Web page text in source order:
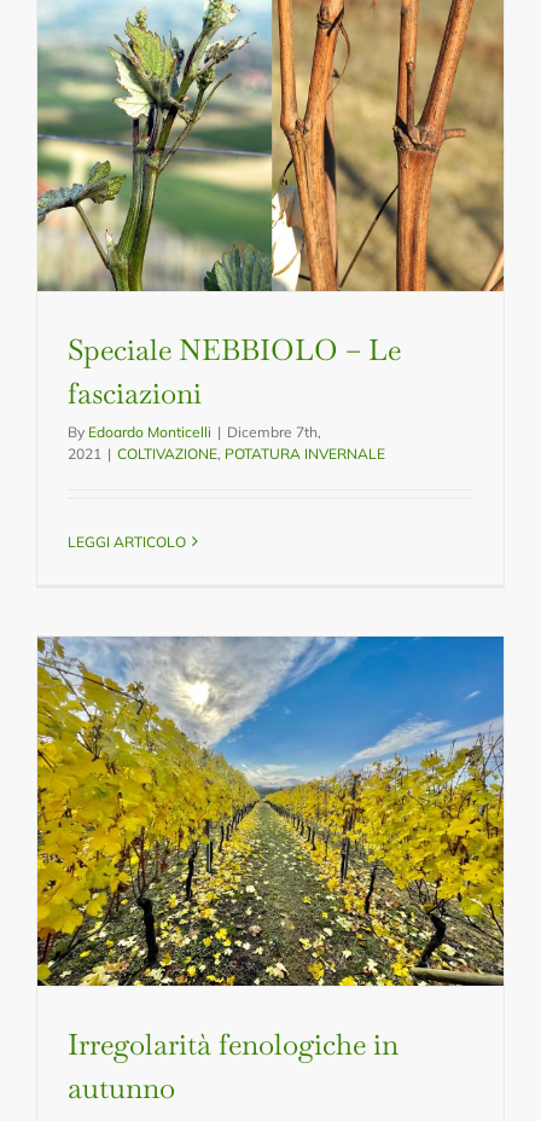
Speciale NEBBIOLO – Le
fasciazioni
By Edoardo Monticelli | Dicembre 7th,
2021 | COLTIVAZIONE, POTATURA INVERNALE
LEGGI ARTICOLO
Irregolarità fenologiche in
autunno